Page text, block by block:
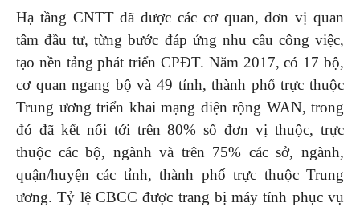
Hạ tầng CNTT đã được các cơ quan, đơn vị quan
tâm đầu tư, từng bước đáp ứng nhu cầu công việc,
tạo nền tảng phát triển CPĐT. Năm 2017, có 17 bộ,
cơ quan ngang bộ và 49 tỉnh, thành phố trực thuộc
Trung ương triển khai mạng diện rộng WAN, trong
đó đã kết nối tới trên 80% số đơn vị thuộc, trực
thuộc các bộ, ngành và trên 75% các sở, ngành,
quận/huyện các tỉnh, thành phố trực thuộc Trung
ương. Tỷ lệ CBCC được trang bị máy tính phục vụ